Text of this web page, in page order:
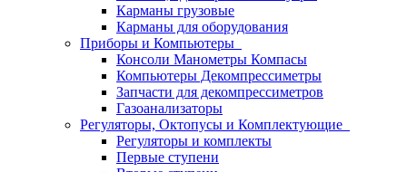
Карманы грузовые
Карманы для оборудования
Приборы и Компьютеры
Консоли Манометры Компасы
Компьютеры Декомпрессиметры
Запчасти для декомпрессиметров
Газоанализаторы
Регуляторы, Октопусы и Комплектующие
Регуляторы и комплекты
Первые ступени